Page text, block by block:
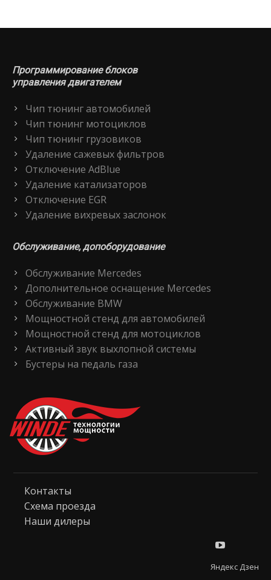
Программирование блоков
управления двигателем
Чип тюнинг автомобилей
Чип тюнинг мотоциклов
Чип тюнинг грузовиков
Удаление сажевых фильтров
Отключение AdBlue
Удаление катализаторов
Отключение EGR
Удаление вихревых заслонок
Обслуживание, допоборудование
Обслуживание Mercedes
Дополнительное оснащение Mercedes
Обслуживание BMW
Мощностной стенд для автомобилей
Мощностной стенд для мотоциклов
Активный звук выхлопной системы
Бустеры на педаль газа
Контакты
Схема проезда
Наши дилеры
Яндекс Дзен